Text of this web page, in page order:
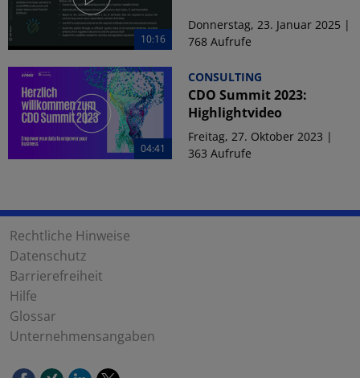
10:16
Donnerstag, 23. Januar 2025 |
768 Aufrufe
04:41
CONSULTING
CDO Summit 2023:
Highlightvideo
Freitag, 27. Oktober 2023 |
363 Aufrufe
Rechtliche Hinweise
Datenschutz
Barrierefreiheit
Hilfe
Glossar
Unternehmensangaben